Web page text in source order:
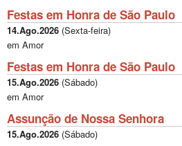
Festas em Honra de São Paulo
14.Ago.2026 (Sexta-feira)
em Amor
Festas em Honra de São Paulo
15.Ago.2026 (Sábado)
em Amor
Assunção de Nossa Senhora
15.Ago.2026 (Sábado)